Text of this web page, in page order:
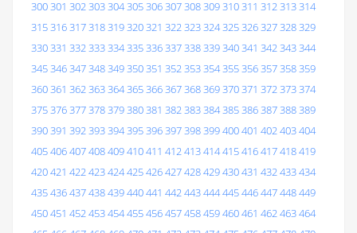
300301 302303304305306307308309310311 312313314
315316317318319320321 322323324325326327328329
330331 332333334335336337338339340341 342343344
345346347348349350351 352353354355356357358359
360361 362363364365366367368369370371 372373374
375376377378379380381 382383384385386387388389
390391 392393394395396397398399400401 402403404
405406407408409410411 412413414415416417418419
420421 422423424425426427428429430431 432433434
435436437438439440441 442443444445446447448449
450451 452453454455456457458459460461 462463464